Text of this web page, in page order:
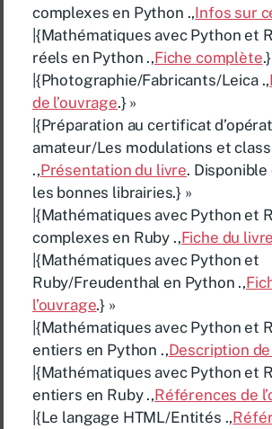
complexes en Python .,Infos sur
|{Mathématiques avec Python et
réels en Python .,Fiche complète
|{Photographie/Fabricants/Leica .,
de l’ouvrage.} »
|{Préparation au certificat
amateur/Les modulations et
.,Présentation du livre.
les bonnes librairies.} »
|{Mathématiques avec Python et
complexes en Ruby .,Fiche du livre
|{Mathématiques avec Python et
Ruby/Freudenthal en Python .,
l’ouvrage.} »
|{Mathématiques avec Python et
entiers en Python .,Description de
|{Mathématiques avec Python et
entiers en Ruby .,Références de
|{Le langage HTML/Entités .,